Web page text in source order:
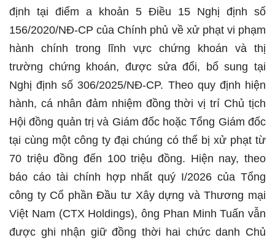
định tại điểm a khoản 5 Điều 15 Nghị định số
156/2020/NĐ-CP của Chính phủ về xử phạt vi phạm
hành chính trong lĩnh vực chứng khoán và thị
trường chứng khoán, được sửa đổi, bổ sung tại
Nghị định số 306/2025/NĐ-CP. Theo quy định hiện
hành, cá nhân đảm nhiệm đồng thời vị trí Chủ tịch
Hội đồng quản trị và Giám đốc hoặc Tổng Giám đốc
tại cùng một công ty đại chúng có thể bị xử phạt từ
70 triệu đồng đến 100 triệu đồng. Hiện nay, theo
báo cáo tài chính hợp nhất quý I/2026 của Tổng
công ty Cổ phần Đầu tư Xây dựng và Thương mại
Việt Nam (CTX Holdings), ông Phan Minh Tuấn vẫn
được ghi nhận giữ đồng thời hai chức danh Chủ